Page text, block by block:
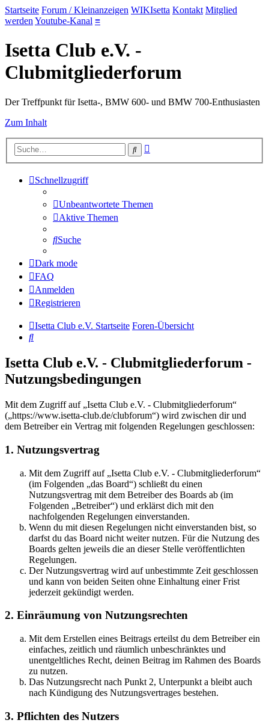
Startseite Forum / Kleinanzeigen WIKIsetta Kontakt Mitglied
werden Youtube-Kanal ≡
Isetta Club e.V. -
Clubmitgliederforum
Der Treffpunkt für Isetta-, BMW 600- und BMW 700-Enthusiasten
Zum Inhalt
Suche
Schnellzugriff
Unbeantwortete Themen
Aktive Themen
Suche
Dark mode
FAQ
Anmelden
Registrieren
Isetta Club e.V. Startseite Foren-Übersicht
Suche
Isetta Club e.V. - Clubmitgliederforum -
Nutzungsbedingungen
Mit dem Zugriff auf „Isetta Club e.V. - Clubmitgliederforum“
(„https://www.isetta-club.de/clubforum“) wird zwischen dir und
dem Betreiber ein Vertrag mit folgenden Regelungen geschlossen:
1. Nutzungsvertrag
Mit dem Zugriff auf „Isetta Club e.V. - Clubmitgliederforum“
(im Folgenden „das Board“) schließt du einen
Nutzungsvertrag mit dem Betreiber des Boards ab (im
Folgenden „Betreiber“) und erklärst dich mit den
nachfolgenden Regelungen einverstanden.
Wenn du mit diesen Regelungen nicht einverstanden bist, so
darfst du das Board nicht weiter nutzen. Für die Nutzung des
Boards gelten jeweils die an dieser Stelle veröffentlichten
Regelungen.
Der Nutzungsvertrag wird auf unbestimmte Zeit geschlossen
und kann von beiden Seiten ohne Einhaltung einer Frist
jederzeit gekündigt werden.
2. Einräumung von Nutzungsrechten
Mit dem Erstellen eines Beitrags erteilst du dem Betreiber ein
einfaches, zeitlich und räumlich unbeschränktes und
unentgeltliches Recht, deinen Beitrag im Rahmen des Boards
zu nutzen.
Das Nutzungsrecht nach Punkt 2, Unterpunkt a bleibt auch
nach Kündigung des Nutzungsvertrages bestehen.
3. Pflichten des Nutzers